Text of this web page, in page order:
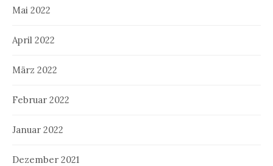
Mai 2022
April 2022
März 2022
Februar 2022
Januar 2022
Dezember 2021